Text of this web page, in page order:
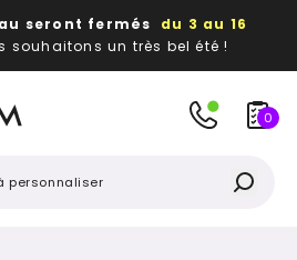
seront fermés du 3 au 16
souhaitons un très bel été !
0